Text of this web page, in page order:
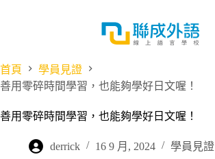
要
內
首頁
學員見證
善用零碎時間學習，也能夠學好日文喔！
善用零碎時間學習，也能夠學好日文喔！
derrick 16 9 月, 2024 學員見證